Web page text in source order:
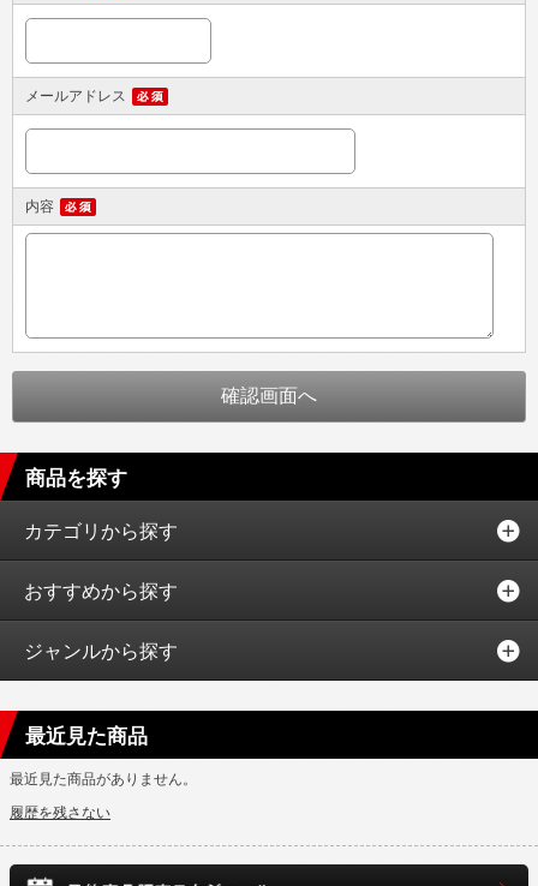
メールアドレス
内容
商品を探す
カテゴリから探す
おすすめから探す
ジャンルから探す
最近見た商品
最近見た商品がありません。
履歴を残さない